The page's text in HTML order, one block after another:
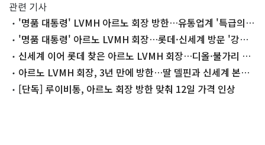
관련 기사
'명품 대통령' LVMH 아르노 회장 방한…유통업계 '특급의
전' 총력
'명품 대통령' 아르노 LVMH 회장…롯데·신세계 방문 '강행
군'(종합)
신세계 이어 롯데 찾은 아르노 LVMH 회장…디올·불가리 매
장도 점검
아르노 LVMH 회장, 3년 만에 방한…딸 델핀과 신세계 본점
찾았다
[단독] 루이비통, 아르노 회장 방한 맞춰 12일 가격 인상